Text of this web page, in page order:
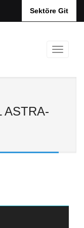
Sektöre Git
ASTRA-